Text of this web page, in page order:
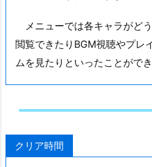
メニューでは各キャラがど
閲覧できたりBGM視聴やプレ
ムを見たりといったことがで
クリア時間